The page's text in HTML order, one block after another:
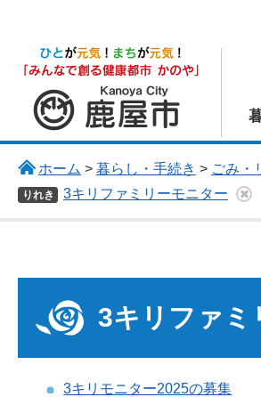
鹿屋市
ホーム > 暮らし・手続き > ごみ・
りれき 3キリファミリーモニター
3キリファミ
3キリモニター2025の募集